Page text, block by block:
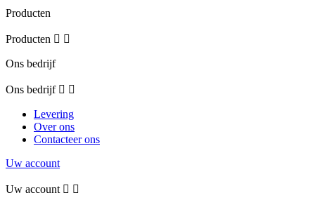
Producten
Producten  
Ons bedrijf
Ons bedrijf  
Levering
Over ons
Contacteer ons
Uw account
Uw account  